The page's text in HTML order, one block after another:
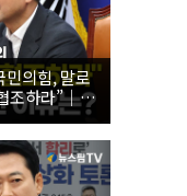
의힘, 말로
조하라”｜
회의